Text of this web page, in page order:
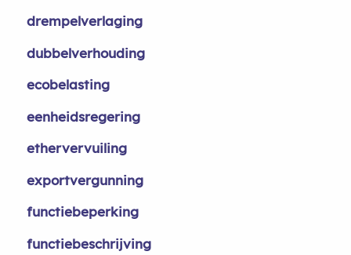
drempelverlaging
dubbelverhouding
ecobelasting
eenheidsregering
ethervervuiling
exportvergunning
functiebeperking
functiebeschrijving